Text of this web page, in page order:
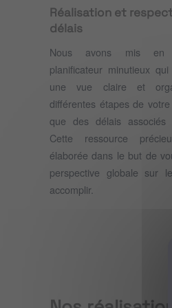
Réalisation et
délais
Nous avons mis en
planificateur minutieux
une vue claire et
différentes étapes de
que des délais associés
Cette ressource
élaborée dans le but de
perspective globale sur
accomplir.